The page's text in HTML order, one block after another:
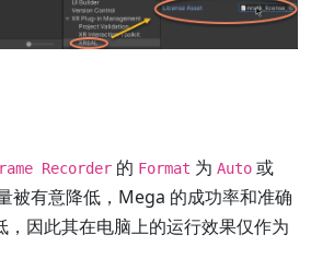
Recorder 的 Format 为 Auto 或
被有意降低，Mega 的成功率和准确
，因此其在电脑上的运行效果仅作为